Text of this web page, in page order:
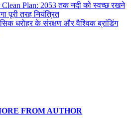
Plan: 2053 तक नदी को स्वच्छ रखने
पूरी तरह नियंत्रित
धरोहर के संरक्षण और वैश्विक ब्रांडिंग
FROM AUTHOR